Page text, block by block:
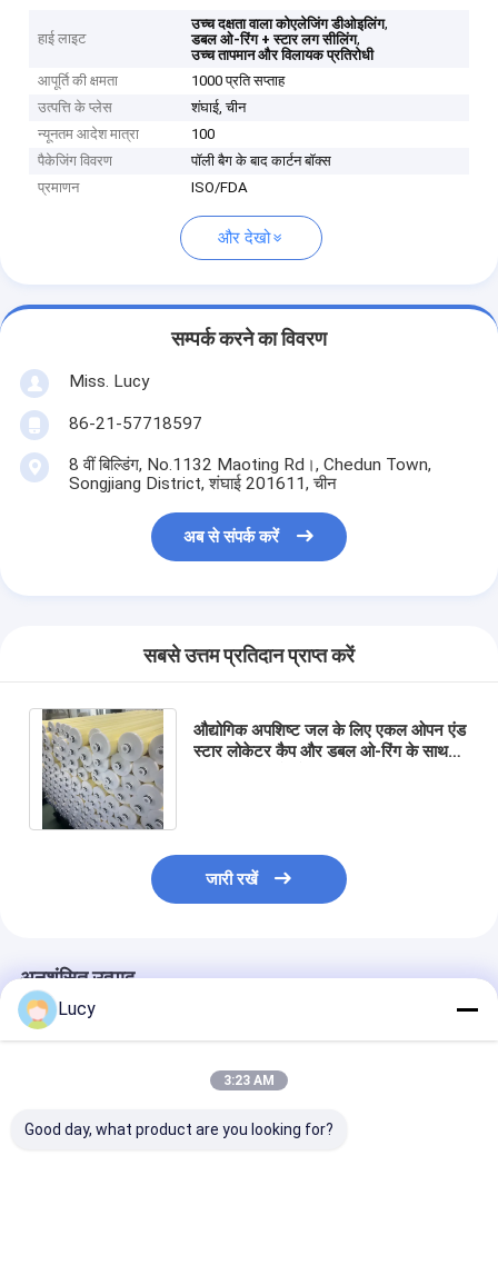
हाई लाइट
उच्च दक्षता वाला कोएलेजिंग डीओइलिंग,
डबल ओ-रिंग + स्टार लग सीलिंग,
उच्च तापमान और विलायक प्रतिरोधी
आपूर्ति की क्षमता
1000 प्रति सप्ताह
उत्पत्ति के प्लेस
शंघाई, चीन
न्यूनतम आदेश मात्रा
100
पैकेजिंग विवरण
पॉली बैग के बाद कार्टन बॉक्स
प्रमाणन
ISO/FDA
और देखो
सम्पर्क करने का विवरण
Miss. Lucy
86-21-57718597
8 वीं बिल्डिंग, No.1132 Maoting Rd।, Chedun Town,
Songjiang District, शंघाई 201611, चीन
अब से संपर्क करें
सबसे उत्तम प्रतिदान प्राप्त करें
औद्योगिक अपशिष्ट जल के लिए एकल ओपन एंड
स्टार लोकेटर कैप और डबल ओ-रिंग के साथ
जारी रखें
अनुशंसित उत्पाद
Lucy
3:23 AM
Good day, what product are you looking for?